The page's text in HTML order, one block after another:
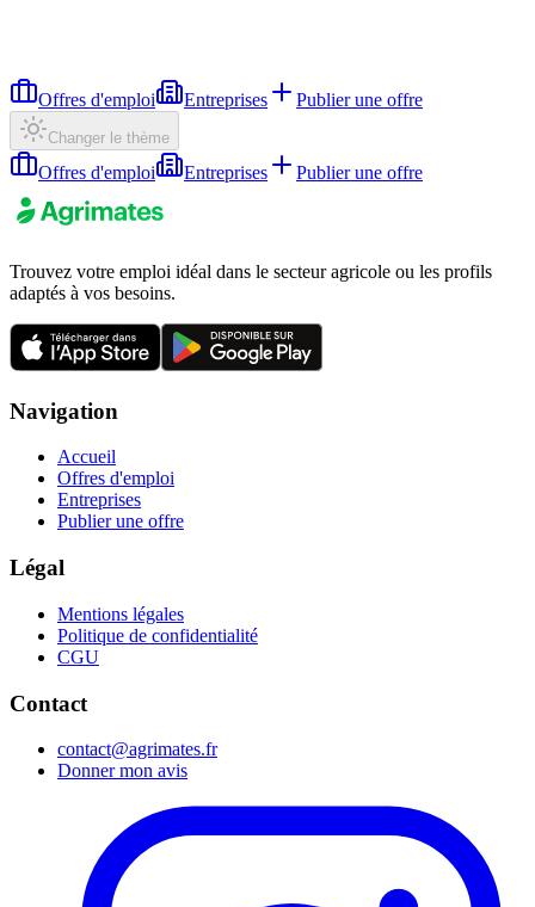
Offres d'emploi Entreprises Publier une offre
Changer le thème
Offres d'emploi Entreprises Publier une offre
Trouvez votre emploi idéal dans le secteur agricole ou les profils
adaptés à vos besoins.
Navigation
Accueil
Offres d'emploi
Entreprises
Publier une offre
Légal
Mentions légales
Politique de confidentialité
CGU
Contact
contact@agrimates.fr
Donner mon avis